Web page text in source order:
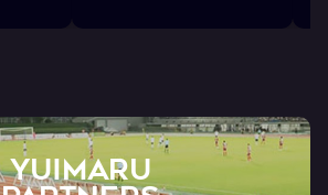
YUIMARU